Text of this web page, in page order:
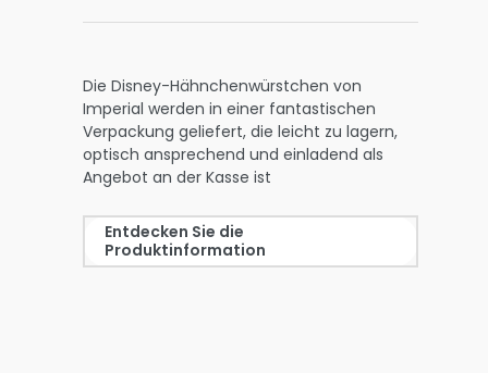
Die Disney-Hähnchenwürstchen von
Imperial werden in einer fantastischen
Verpackung geliefert, die leicht zu lagern,
optisch ansprechend und einladend als
Angebot an der Kasse ist
Entdecken Sie die
Produktinformation